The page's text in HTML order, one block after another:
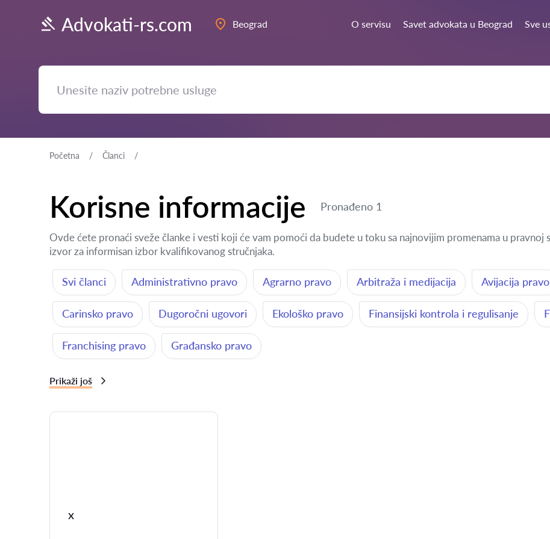
Advokati-rs.com Beograd O servisu Savet advokata u Beograd Sve
Početna Članci
Korisne informacije Pronađeno 1
Ovde ćete pronaći sveže članke i vesti koji će vam pomoći da budete u toku sa najnovijim promenama u
izvor za informisan izbor kvalifikovanog stručnjaka.
Svi članci Administrativno pravo Agrarno pravo Arbitraža i medijacija Avijacija pravo
Carinsko pravo Dugoročni ugovori Ekološko pravo Finansijski kontrola i regulisanje
Franchising pravo Građansko pravo
Prikaži još
x